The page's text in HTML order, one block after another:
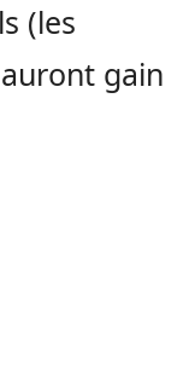
(les
gain